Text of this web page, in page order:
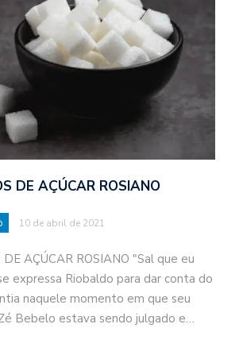
DE AÇÚCAR ROSIANO
10 de abril de 2021
AÇÚCAR ROSIANO "Sal que eu
expressa Riobaldo para dar conta do
naquele momento em que seu
Bebelo estava sendo julgado e…